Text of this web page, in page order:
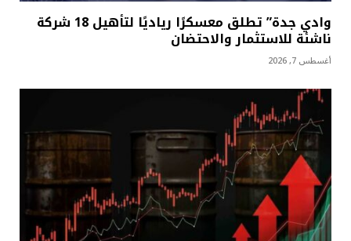
وادي جدة” تطلق معسكرًا رياديًا لتأهيل 18 شركة
ناشئة للاستثمار والاحتضان
أغسطس 7, 2026